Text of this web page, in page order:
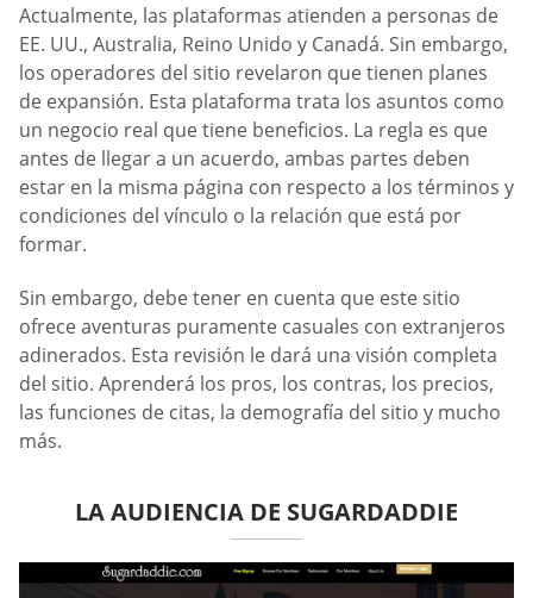
Actualmente, las plataformas atienden a personas de
EE. UU., Australia, Reino Unido y Canadá. Sin embargo,
los operadores del sitio revelaron que tienen planes
de expansión. Esta plataforma trata los asuntos como
un negocio real que tiene beneficios. La regla es que
antes de llegar a un acuerdo, ambas partes deben
estar en la misma página con respecto a los términos y
condiciones del vínculo o la relación que está por
formar.
Sin embargo, debe tener en cuenta que este sitio
ofrece aventuras puramente casuales con extranjeros
adinerados. Esta revisión le dará una visión completa
del sitio. Aprenderá los pros, los contras, los precios,
las funciones de citas, la demografía del sitio y mucho
más.
LA AUDIENCIA DE SUGARDADDIE